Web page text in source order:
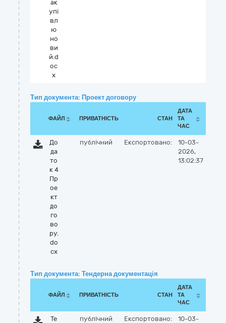
ак
упі
вл
ю
но
ви
й.d
oc
x
Тип документа: Проект договору
ФАЙЛ ПРИВАТНІСТЬ СТАН
ДАТА
ТА
ЧАС
До
да
то
к 4
Пр
ое
кт
до
го
во
ру.
do
cx
публічний Експортовано:
10-03-
2026,
13:02:37
Тип документа: Тендерна документація
ФАЙЛ ПРИВАТНІСТЬ СТАН
ДАТА
ТА
ЧАС
Те
публічний Експортовано:
10-03-